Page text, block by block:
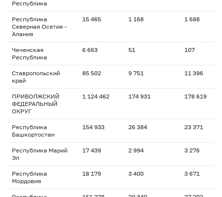
Республика
Республика
Северная Осетия -
Алания
15 465 1 168 1 688
Чеченская
Республика
6 663 51 107
Ставропольский
край
85 502 9 751 11 396
ПРИВОЛЖСКИЙ
ФЕДЕРАЛЬНЫЙ
ОКРУГ
1 124 462 174 931 178 619
Республика
Башкортостан
154 933 26 384 23 371
Республика Марий
Эл
17 439 2 994 3 276
Республика
Мордовия
18 179 3 400 3 671